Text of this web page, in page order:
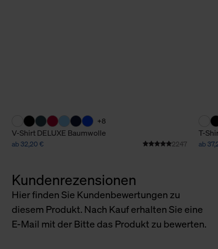
+8
V-Shirt DELUXE Baumwolle
ab 32,20 € 2247
T-
ab
Kundenrezensionen
Hier finden Sie Kundenbewertungen zu
diesem Produkt. Nach Kauf erhalten Sie eine
E-Mail mit der Bitte das Produkt zu bewerten.